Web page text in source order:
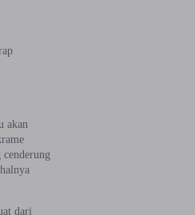
akan
dari